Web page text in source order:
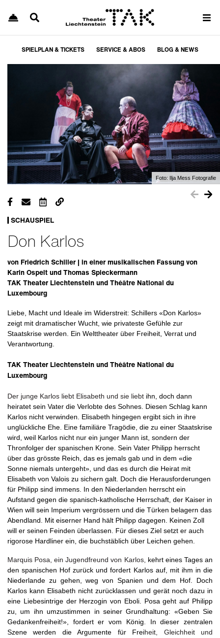
SPIELPLAN & TICKETS SERVICE & ABOS BLOG & NEWS
Foto: Ilja Mess Fotografie
SCHAUSPIEL
Don Karlos
von Friedrich Schiller | in einer musikalischen Fassung von
Karin Ospelt und Thomas Spieckermann
TAK Theater Liechtenstein und Théâtre National du
Luxembourg
Liebe, Macht und Ideale im Widerstreit: Schillers «Don Karlos»
zeigt mit dramatischer Wucht, wie privateste Gefühle zur
Staatskrise werden. Ein Welttheater über Freiheit, Verrat und
Verantwortung.
TAK Theater Liechtenstein und Théâtre National du
Luxembourg
Der junge Karlos liebt Elisabeth und sie liebt ihn, doch dann
heiratet sein Vater die Verlobte des Sohnes. Diesen Schlag kann
Karlos nicht verwinden. Elisabeth hingegen ergibt sich in ihre
unglückliche Ehe. Eine familiäre Tragödie, die zu einer Staatskrise
wird, weil Karlos nicht nur ein junger Mann ist, sondern der
Thronfolger der spanischen Krone. Sein Vater Philipp herrscht
über das grösste Reich, das es jemals gab und in dem «die
Sonne niemals untergeht», und das es durch die Heirat mit
Elisabeth von Valois zu sichern galt. Doch die Herausforderungen
für Philipp sind immens. In den Niederlanden herrscht ein
Aufstand gegen die spanisch-katholische Herrschaft, der Kaiser in
Wien will sein Imperium vergrössern und die Türken belagern das
Abendland. Mit eiserner Hand hält Philipp dagegen. Keinen Zoll
will er seinen Feinden überlassen. Für dieses Ziel setzt er auch
rigorose Hardliner ein, die buchstäblich über Leichen gehen.
Marquis Posa, ein Jugendfreund von Karlos, kehrt eines Tages an
den spanischen Hof zurück und fordert Karlos auf, mit ihm in die
Niederlande zu gehen, weg von Spanien und dem Hof. Doch
Karlos kann Elisabeth nicht zurücklassen und gerät noch dazu in
eine Liebesintrige der Herzogin von Eboli. Posa geht auf Philipp
zu, um ihn umzustimmen in seiner Grundhaltung: «Geben Sie
Gedankenfreiheit!», fordert er vom König. In dieser zentralen
Szene werden die Argumente für Freiheit, Gleichheit und